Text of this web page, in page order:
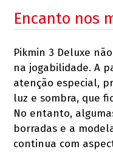
Encanto nos
Pikmin 3 Deluxe
na jogabilidade. A
atenção especial,
luz e sombra, que
No entanto,
borradas e a
continua com